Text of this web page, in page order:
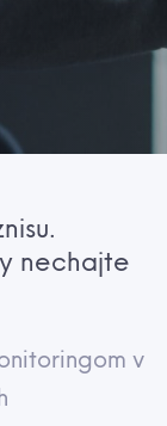
nechajte
v